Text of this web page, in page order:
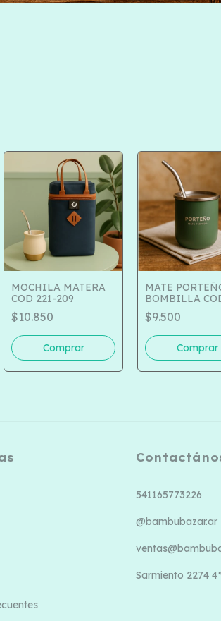
MOCHILA MATERA
COD 221-209
$10.850
MATE
BOMBILLA
1100
$9.500
541165773226
@bambubazar.ar
Sarmiento 2274